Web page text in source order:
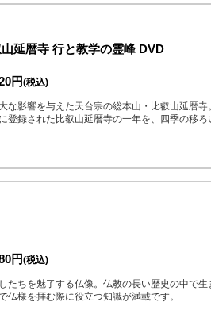
延暦寺 行と教学の霊峰 DVD
円(税込)
な影響を与えた天台宗の総本山・比叡山延暦
登録された比叡山延暦寺の一年を、四季の移ろ
円(税込)
たちを魅了する仏像。仏教の長い歴史の中で
仏様を拝む際に役立つ知識が満載です。